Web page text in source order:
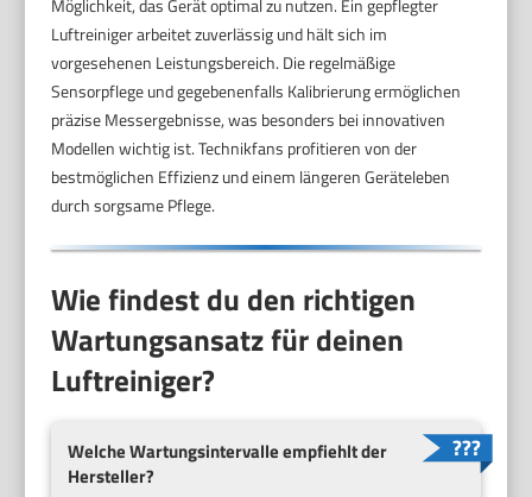
Möglichkeit, das Gerät optimal zu nutzen. Ein gepflegter
Luftreiniger arbeitet zuverlässig und hält sich im
vorgesehenen Leistungsbereich. Die regelmäßige
Sensorpflege und gegebenenfalls Kalibrierung ermöglichen
präzise Messergebnisse, was besonders bei innovativen
Modellen wichtig ist. Technikfans profitieren von der
bestmöglichen Effizienz und einem längeren Geräteleben
durch sorgsame Pflege.
Wie findest du den richtigen
Wartungsansatz für deinen
Luftreiniger?
Welche Wartungsintervalle empfiehlt der
Hersteller?